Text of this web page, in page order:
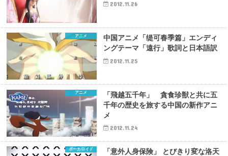
2012.11.26
アニメ
中国アニメ「缇可春季篇」エンディ
ングテーマ「遠行」歌詞と日本語訳
2012.11.25
アニメ
「飛越五千年」 貪食珍獣と共に五
千年の歴史を旅する中国の新作アニ
メ
2012.11.24
ボーカロイド
「意外人身保険」 とびきり変な洛天